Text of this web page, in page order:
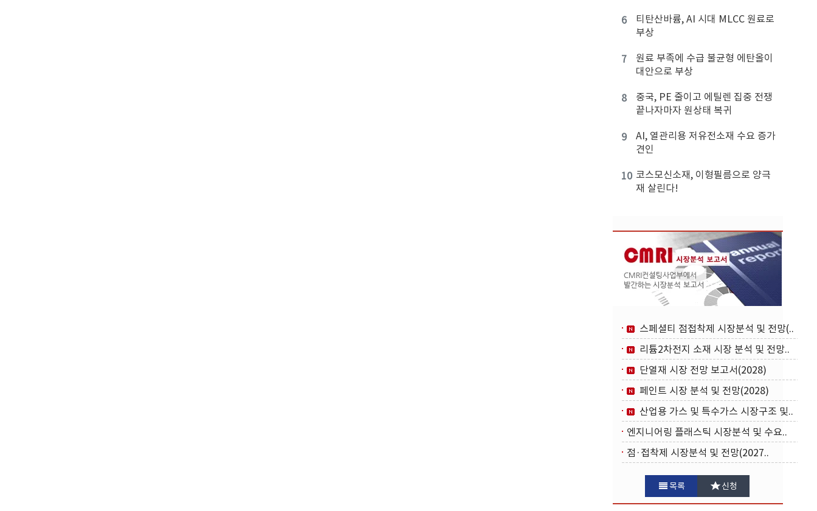
6
티탄산바륨, AI 시대 MLCC 원료로
부상
7
원료 부족에 수급 불균형 에탄올이
대안으로 부상
8
중국, PE 줄이고 에틸렌 집중 전쟁
끝나자마자 원상태 복귀
9
AI, 열관리용 저유전소재 수요 증가
견인
10 코스모신소재, 이형필름으로 양극
재 살린다!
스페셜티 점접착제 시장분석 및 전망(..
리튬2차전지 소재 시장 분석 및 전망..
단열재 시장 전망 보고서(2028)
페인트 시장 분석 및 전망(2028)
산업용 가스 및 특수가스 시장구조 및..
엔지니어링 플래스틱 시장분석 및 수요..
점·접착제 시장분석 및 전망(2027..
목록 신청